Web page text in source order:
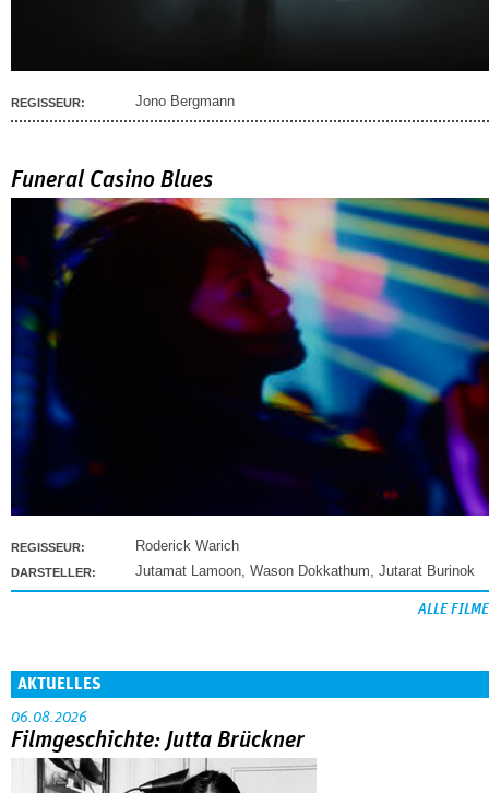
REGISSEUR: Jono Bergmann
Funeral Casino Blues
REGISSEUR: Roderick Warich
DARSTELLER: Jutamat Lamoon, Wason Dokkathum, Jutarat Burinok
ALLE FILME
AKTUELLES
06.08.2026
Filmgeschichte: Jutta Brückner